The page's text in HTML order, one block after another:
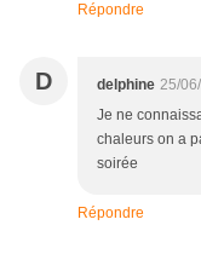
Répondre
D delphine 25/
Je ne
chaleurs on a
soirée
Répondre